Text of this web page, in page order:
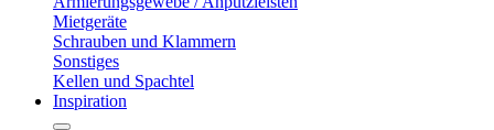
Mietgeräte
Schrauben und Klammern
Sonstiges
Kellen und Spachtel
Inspiration